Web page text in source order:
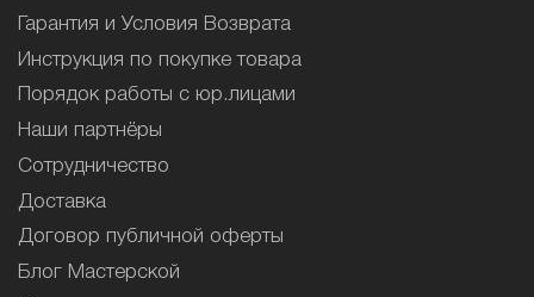
Гарантия и Условия Возврата
Инструкция по покупке товара
Порядок работы с юр.лицами
Наши партнёры
Сотрудничество
Доставка
Договор публичной оферты
Блог Мастерской